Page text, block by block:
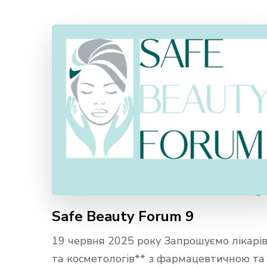
Safe Beauty Forum 9
19 червня 2025 року Запрошуємо
та косметологів** з фармацевтичною та